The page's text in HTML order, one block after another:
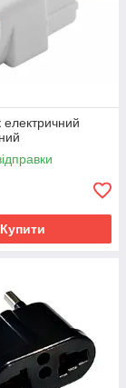
електричний
Купити